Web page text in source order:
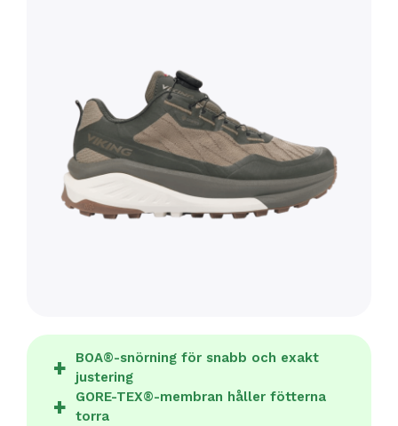
BOA®-snörning för snabb och exakt
justering
GORE-TEX®-membran håller fötterna
torra